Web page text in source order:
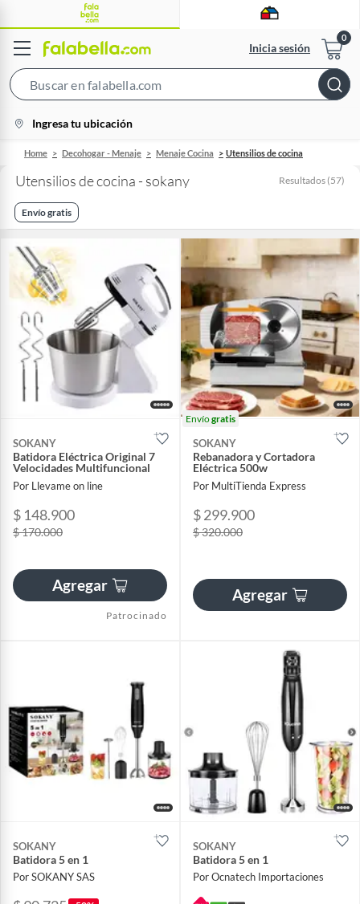
Inicia sesión
Bar
location-
icon
Ingresa tu ubicación
Home Decohogar - Menaje Menaje Cocina Utensilios de cocina
Utensilios de cocina - sokany Resultados (57)
Envío gratis
SOKANY
Batidora Eléctrica Original 7
Velocidades Multifuncional
Por Llevame on line
$ 148.900
$ 170.000
Agregar
Patrocinado
Envíogratis
SOKANY
Rebanadora y Cortadora
Eléctrica 500w
Por MultiTienda Express
$ 299.900
$ 320.000
Agregar
SOKANY
Batidora 5 en 1
Por SOKANY SAS
SOKANY
Batidora 5 en 1
Por Ocnatech Importaciones